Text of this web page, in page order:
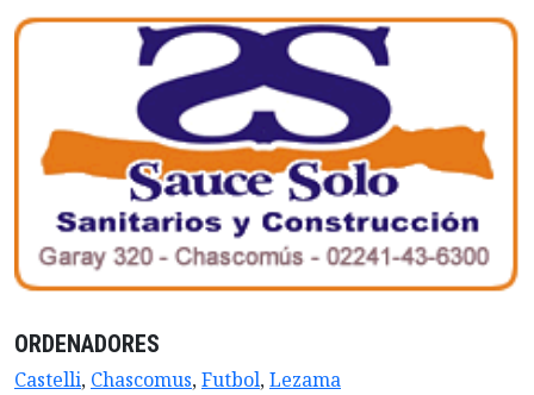
ORDENADORES
Castelli, Chascomus,Futbol,Lezama